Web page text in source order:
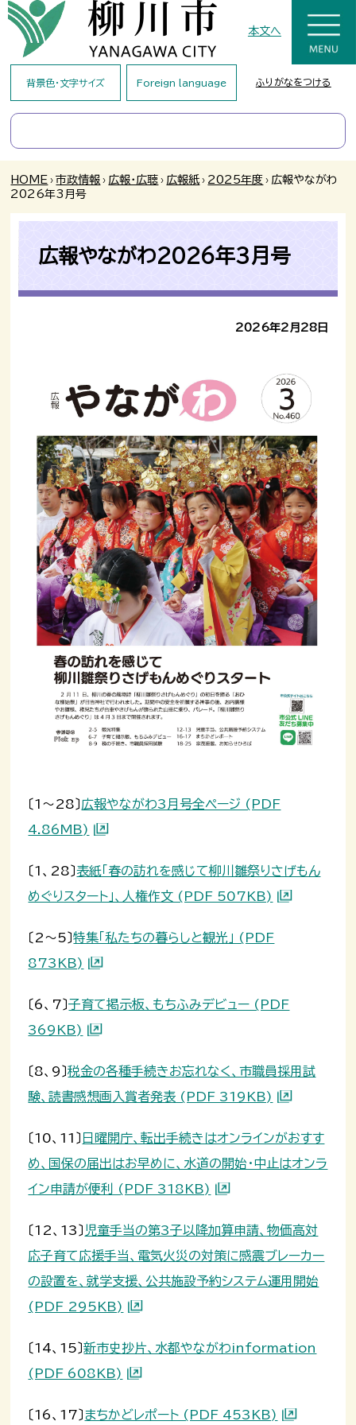
本文へ
背景色・文字サイズ Foreign language ふりがなをつける
HOME › 市政情報 › 広報・広聴 › 広報紙 › 2025年度 › 広報やながわ
2026年3月号
広報やながわ2026年3月号
2026年2月28日
〔1～28〕 広報やながわ3月号全ページ (PDF
4.86MB)
〔1、28〕表紙「春の訪れを感じて柳川雛祭りさげもん
めぐりスタート」、人権作文 (PDF 507KB)
〔2～5〕特集「私たちの暮らしと観光」 (PDF
873KB)
〔6、7〕子育て掲示板、もちふみデビュー (PDF
369KB)
〔8、9〕税金の各種手続きお忘れなく、市職員採用試
験、読書感想画入賞者発表 (PDF 319KB)
〔10、11〕 日曜開庁、転出手続きはオンラインがおすす
め、国保の届出はお早めに、水道の開始・中止はオンラ
イン申請が便利 (PDF 318KB)
〔12、13〕 児童手当の第3子以降加算申請、物価高対
応子育て応援手当、電気火災の対策に感震ブレーカー
の設置を、就学支援、公共施設予約システム運用開始
(PDF 295KB)
〔14、15〕新市史抄片、水都やながわinformation
(PDF 608KB)
〔16、17〕 まちかどレポート (PDF 453KB)